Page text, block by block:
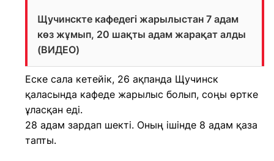
Щучинскте кафедегі жарылыстан 7 адам
көз жұмып, 20 шақты адам жарақат алды
(ВИДЕО)
Еске сала кетейік, 26 ақпанда Щучинск
қаласында кафеде жарылыс болып, соңы өртке
ұласқан еді.
28 адам зардап шекті. Оның ішінде 8 адам қаза
тапты.